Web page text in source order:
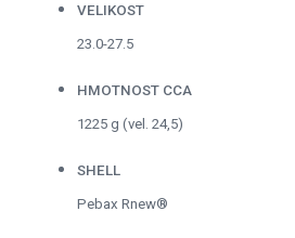
VELIKOST
23.0-27.5
HMOTNOST CCA
1225 g (vel. 24,5)
SHELL
Pebax Rnew®